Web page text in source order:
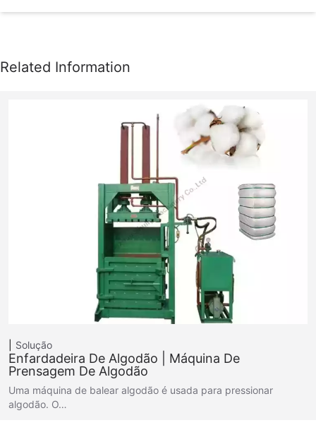
Solução
Enfardadeira De Algodão | Máquina De
Prensagem De Algodão
Uma máquina de balear algodão é usada para pressionar
algodão. O…